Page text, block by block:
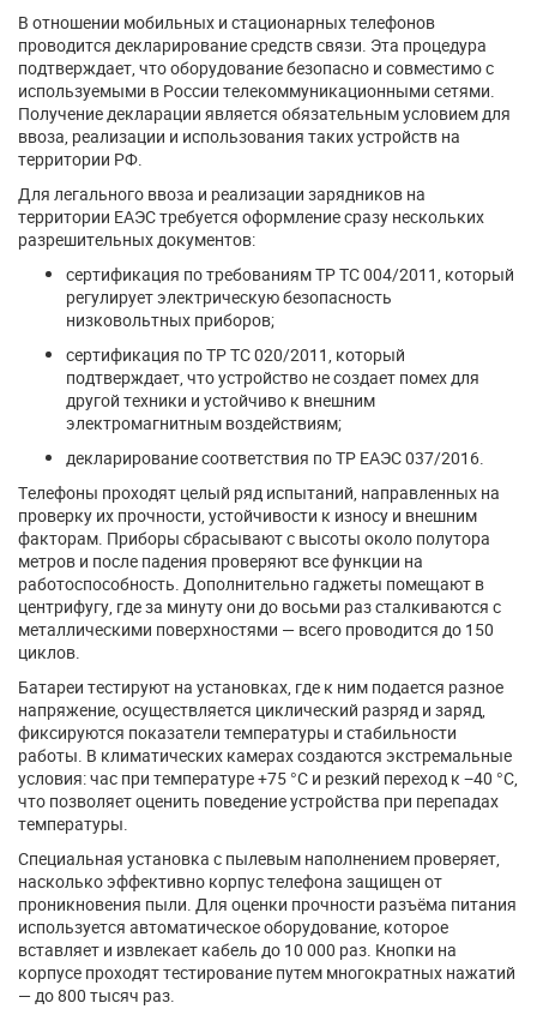
В отношении мобильных и стационарных телефонов
проводится декларирование средств связи. Эта процедура
подтверждает, что оборудование безопасно и совместимо с
используемыми в России телекоммуникационными сетями.
Получение декларации является обязательным условием для
ввоза, реализации и использования таких устройств на
территории РФ.
Для легального ввоза и реализации зарядников на
территории ЕАЭС требуется оформление сразу нескольких
разрешительных документов:
сертификация по требованиям ТР ТС 004/2011, который
регулирует электрическую безопасность
низковольтных приборов;
сертификация по ТР ТС 020/2011, который
подтверждает, что устройство не создает помех для
другой техники и устойчиво к внешним
электромагнитным воздействиям;
декларирование соответствия по ТР ЕАЭС 037/2016.
Телефоны проходят целый ряд испытаний, направленных на
проверку их прочности, устойчивости к износу и внешним
факторам. Приборы сбрасывают с высоты около полутора
метров и после падения проверяют все функции на
работоспособность. Дополнительно гаджеты помещают в
центрифугу, где за минуту они до восьми раз сталкиваются с
металлическими поверхностями — всего проводится до 150
циклов.
Батареи тестируют на установках, где к ним подается разное
напряжение, осуществляется циклический разряд и заряд,
фиксируются показатели температуры и стабильности
работы. В климатических камерах создаются экстремальные
условия: час при температуре +75 °C и резкий переход к −40 °C,
что позволяет оценить поведение устройства при перепадах
температуры.
Специальная установка с пылевым наполнением проверяет,
насколько эффективно корпус телефона защищен от
проникновения пыли. Для оценки прочности разъёма питания
используется автоматическое оборудование, которое
вставляет и извлекает кабель до 10 000 раз. Кнопки на
корпусе проходят тестирование путем многократных нажатий
— до 800 тысяч раз.